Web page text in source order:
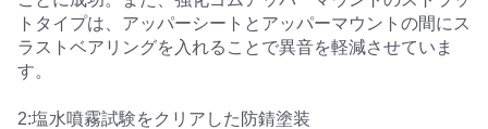
トタイプは、アッパーシートとアッパーマウントの間にス
ラストベアリングを入れることで異音を軽減させていま
す。
2:塩水噴霧試験をクリアした防錆塗装